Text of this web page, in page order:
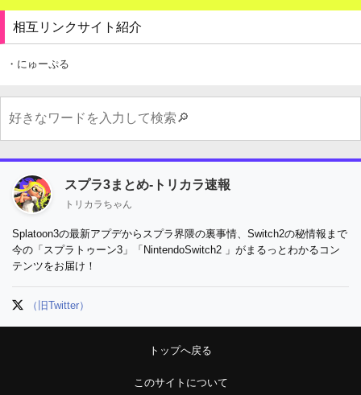
相互リンクサイト紹介
・にゅーぷる
スプラ3まとめ-トリカラ速報
トリカラちゃん
Splatoon3の最新アプデからスプラ界隈の裏事情、Switch2の秘情報まで
今の「スプラトゥーン3」「NintendoSwitch2 」がまるっとわかるコン
テンツをお届け！
（旧Twitter）
トップへ戻る
このサイトについて